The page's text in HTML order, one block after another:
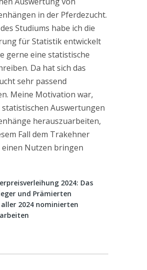
in der Pferdezucht.
Studiums habe ich die
für Statistik entwickelt
gerne eine statistische
Da hat sich das
sehr passend
Meine Motivation war,
statistischen Auswertungen
herauszuarbeiten,
Fall dem Trakehner
einen Nutzen bringen
2024: Das
und Prämierten
2024 nominierten